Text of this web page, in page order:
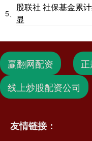
5、
股联社 社保基金累
显
赢翻网配资
线上炒股配资公司
友情链接：